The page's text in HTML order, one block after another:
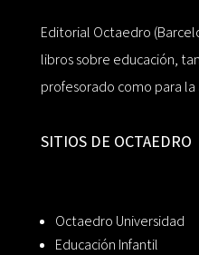
Editorial Octaedro
libros sobre educación,
profesorado como para
SITIOS DE OCTAEDRO
Octaedro Universidad
Educación Infantil